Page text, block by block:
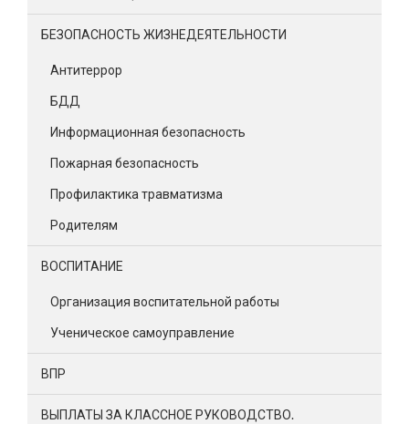
БЕЗОПАСНОСТЬ ЖИЗНЕДЕЯТЕЛЬНОСТИ
Антитеррор
БДД
Информационная безопасность
Пожарная безопасность
Профилактика травматизма
Родителям
ВОСПИТАНИЕ
Организация воспитательной работы
Ученическое самоуправление
ВПР
ВЫПЛАТЫ ЗА КЛАССНОЕ РУКОВОДСТВО.